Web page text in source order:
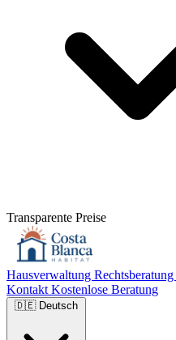
Transparente Preise
Hausverwaltung Rechtsberatung
Kontakt Kostenlose Beratung
🇩🇪 Deutsch